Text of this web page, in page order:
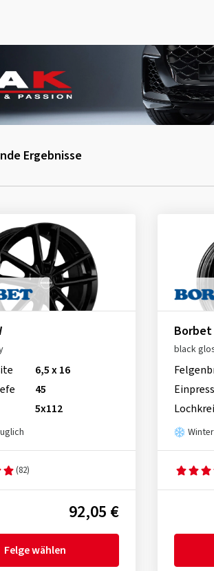
Ergebnisse
6,5 x 16
45
5x112
(82)
92,05 €
Felge wählen
Borbet
black